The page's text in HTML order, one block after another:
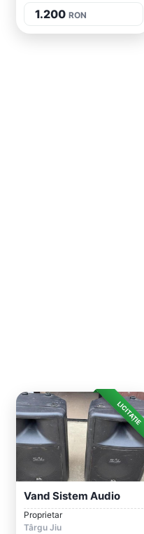
1.200 RON
LICITAȚIE
Vand Sistem Audio
Proprietar
Târgu Jiu